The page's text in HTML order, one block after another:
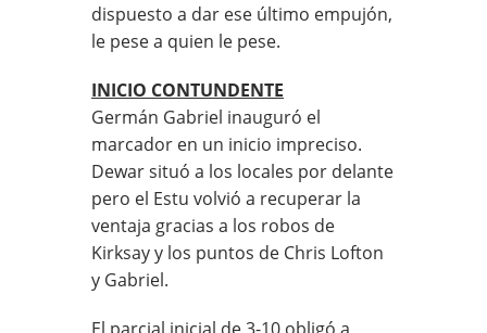
dispuesto a dar ese último empujón,
le pese a quien le pese.
INICIO CONTUNDENTE
Germán Gabriel inauguró el
marcador en un inicio impreciso.
Dewar situó a los locales por delante
pero el Estu volvió a recuperar la
ventaja gracias a los robos de
Kirksay y los puntos de Chris Lofton
y Gabriel.